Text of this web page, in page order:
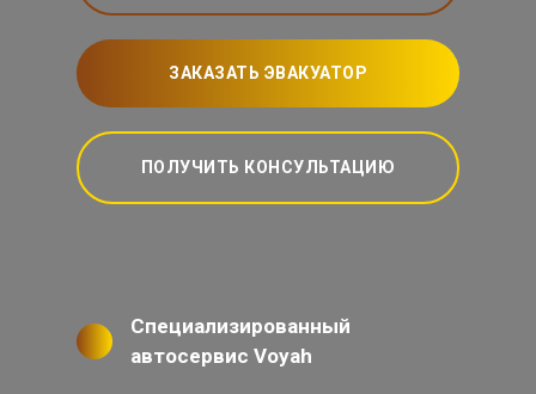
ЗАКАЗАТЬ ЭВАКУАТОР
ПОЛУЧИТЬ КОНСУЛЬТАЦИЮ
Специализированный
автосервис Voyah